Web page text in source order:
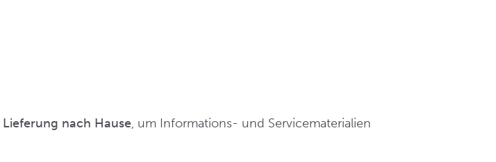
Lieferung nach Hause, um Informations- und Servicematerialien